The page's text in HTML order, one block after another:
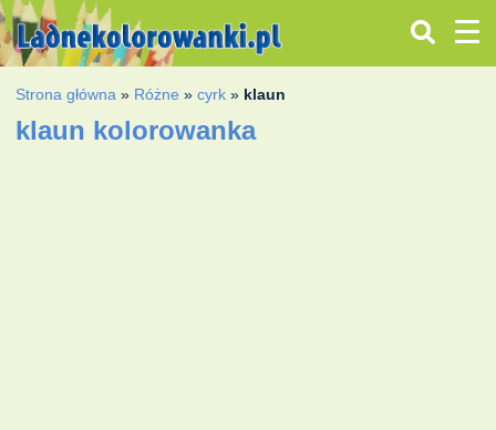
Strona główna » Różne »cyrk » klaun
klaun kolorowanka